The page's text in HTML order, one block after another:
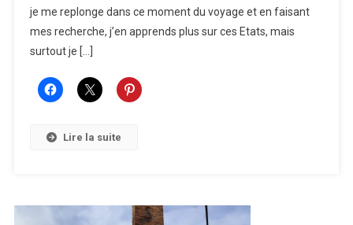
États-
Unis
je me replonge dans ce moment du voyage et en faisant
mes recherche, j’en apprends plus sur ces Etats, mais
surtout je […]
Lire la suite